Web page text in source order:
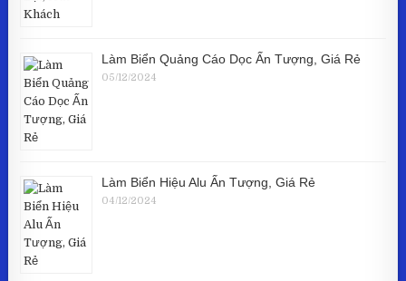
Làm Biển Quảng Cáo Dọc Ấn Tượng, Giá Rẻ
05/12/2024
Làm Biển Hiệu Alu Ấn Tượng, Giá Rẻ
04/12/2024